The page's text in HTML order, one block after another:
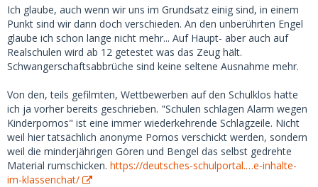
Mir den Storys über andere SD da bin ich immer
überrascht, ich würde mit meinem SB nie über sowas reden
weil es mir ja dann gerade die Illusion nimmt, das sie der
zarte unberührte Engel ist.
Und wie du schon sagst dem nächsten erzählt sie von dir
und schmückt es aus und der amüsiert sich dann über dich.
Klar manchmal hast du SB die binden es dir auf die Nase ob
du willst oder nicht keine Ahnung warum.
Ich glaube, auch wenn wir uns im Grundsatz einig sind, in einem
Punkt sind wir dann doch verschieden. An den unberührten Engel
glaube ich schon lange nicht mehr... Auf Haupt- aber auch auf
Realschulen wird ab 12 getestet was das Zeug hält.
Schwangerschaftsabbrüche sind keine seltene Ausnahme mehr.
Von den, teils gefilmten, Wettbewerben auf den Schulklos hatte
ich ja vorher bereits geschrieben. "Schulen schlagen Alarm wegen
Kinderpornos" ist eine immer wiederkehrende Schlagzeile. Nicht
weil hier tatsächlich anonyme Pornos verschickt werden, sondern
weil die minderjährigen Gören und Bengel das selbst gedrehte
Material rumschicken. https://deutsches-schulportal.…e-inhalte-
im-klassenchat/